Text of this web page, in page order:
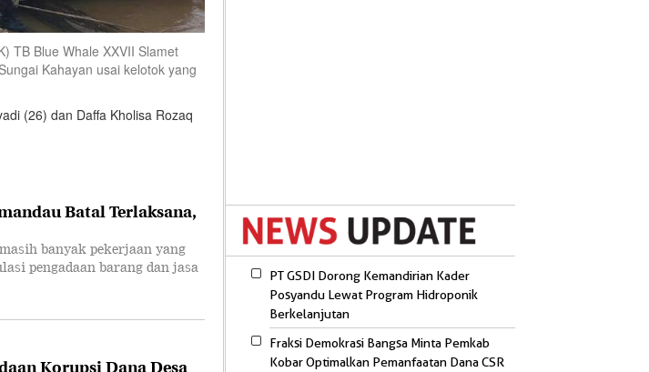
TB Blue Whale XXVII Slamet
Kahayan usai kelotok yang
(26) dan Daffa Kholisa Rozaq
Batal Terlaksana,
banyak pekerjaan yang
pengadaan barang dan jasa
Korupsi Dana Desa
PT GSDI Dorong Kemandirian Kader
Posyandu Lewat Program Hidroponik
Berkelanjutan
Fraksi Demokrasi Bangsa Minta Pemkab
Kobar Optimalkan Pemanfaatan Dana CSR